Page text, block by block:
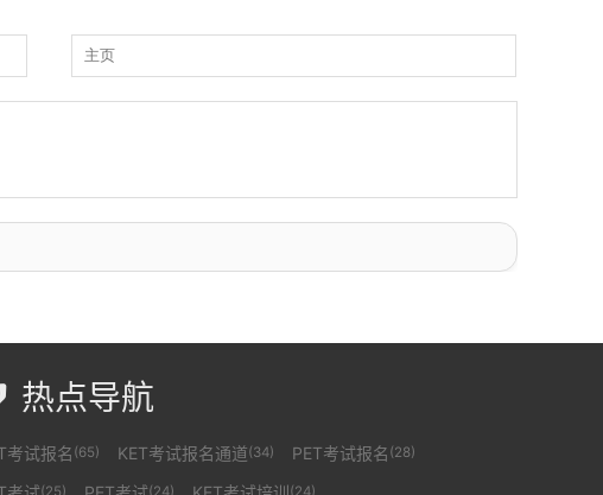
热点导航
考试报名 (65) KET考试报名通道(34) PET考试报名 (28)
(25) (24) (24)